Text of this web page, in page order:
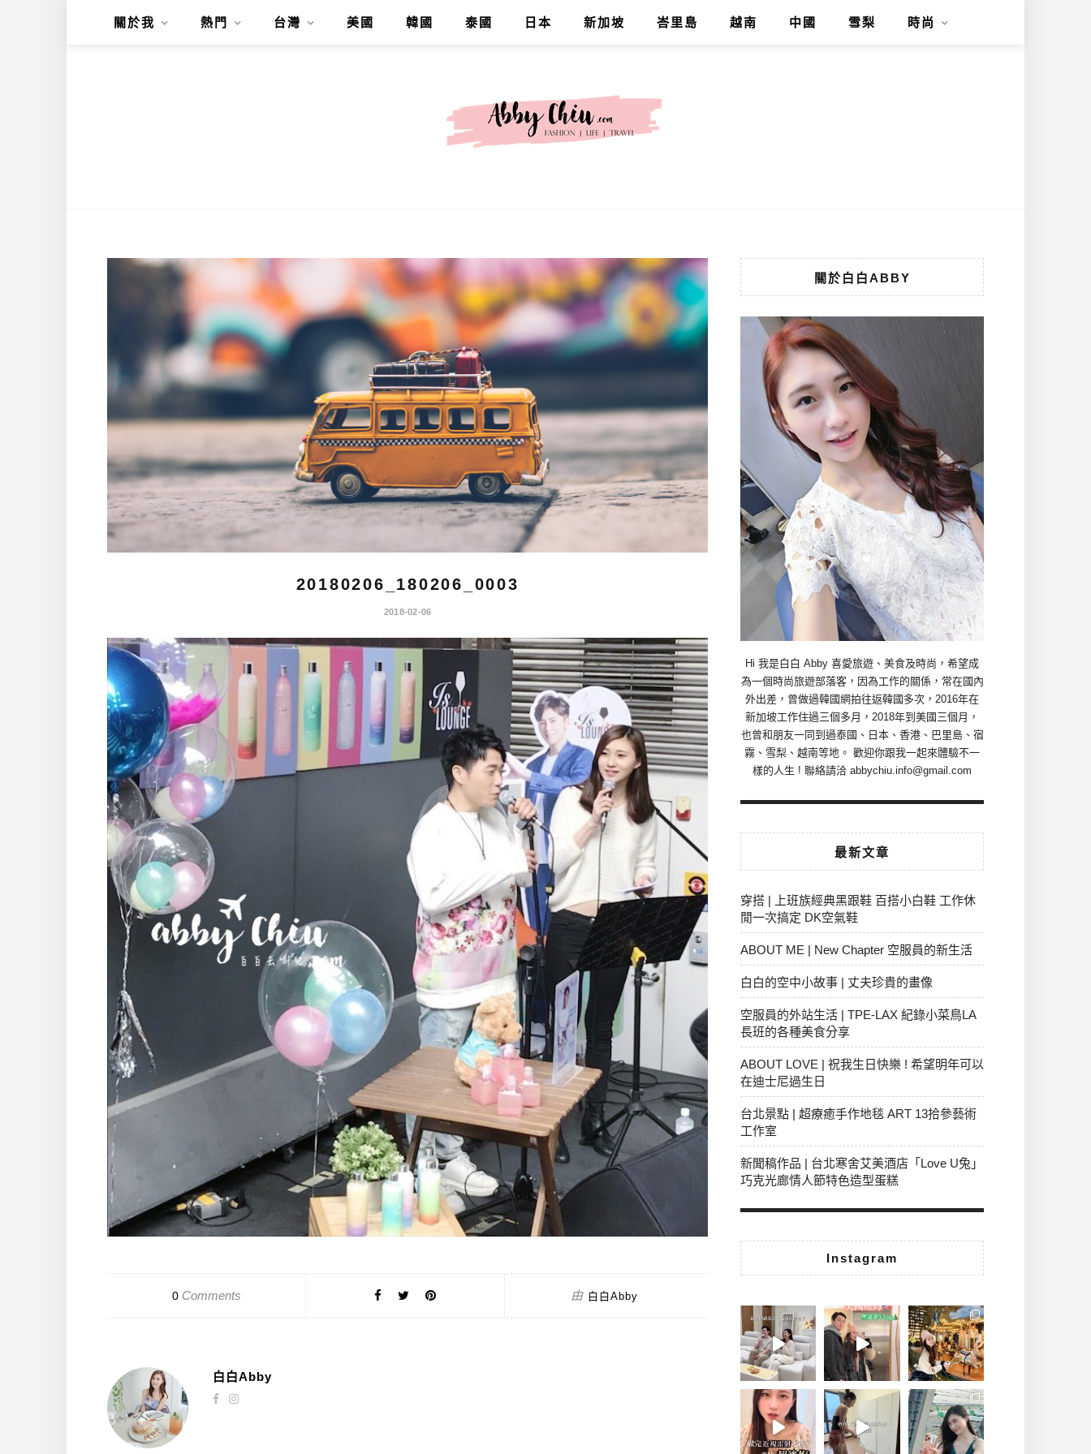
關於我 熱門 台灣 美國 韓國 泰國 日本 新加坡 峇里島 越南 中國 雪梨 時尚
20180206_180206_0003
2018-02-06
0Comments 由 白白Abby
白白Abby
關於白白ABBY
Hi 我是白白 Abby 喜愛旅遊、美食及時尚，希望成
為一個時尚旅遊部落客，因為工作的關係，常在國內
外出差，曾做過韓國網拍往返韓國多次，2016年在
新加坡工作住過三個多月，2018年到美國三個月，
也曾和朋友一同到過泰國、日本、香港、巴里島、宿
霧、雪梨、越南等地。 歡迎你跟我一起來體驗不一
樣的人生 ! 聯絡請洽 abbychiu.info@gmail.com
最新文章
穿搭 | 上班族經典黑跟鞋 百搭小白鞋 工作休
閒一次搞定 DK空氣鞋
ABOUT ME | New Chapter 空服員的新生活
白白的空中小故事 | 丈夫珍貴的畫像
空服員的外站生活 | TPE-LAX 紀錄小菜鳥LA
長班的各種美食分享
ABOUT LOVE | 祝我生日快樂 ! 希望明年可以
在迪士尼過生日
台北景點 | 超療癒手作地毯 ART 13拾參藝術
工作室
新聞稿作品 | 台北寒舍艾美酒店「Love U兔」
巧克光廊情人節特色造型蛋糕
Instagram